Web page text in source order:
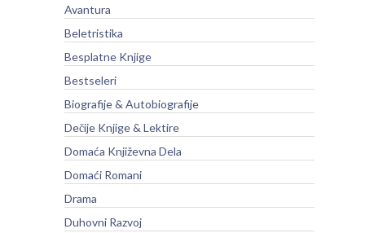
Avantura
Beletristika
Besplatne Knjige
Bestseleri
Biografije & Autobiografije
Dečije Knjige & Lektire
Domaća Književna Dela
Domaći Romani
Drama
Duhovni Razvoj